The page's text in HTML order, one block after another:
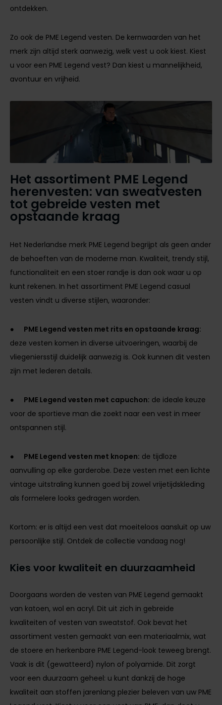
ontdekken.
Zo ook de PME Legend vesten. De kernwaarden van het
merk zijn altijd sterk aanwezig, welk vest u ook kiest. Kiest
u voor een PME Legend vest? Dan kiest u mannelijkheid,
avontuur en vrijheid.
Het assortiment PME Legend
herenvesten: van sweatvesten
tot gebreide vesten met
opstaande kraag
Het Nederlandse merk PME Legend begrijpt als geen ander
de behoeften van de moderne man. Kwaliteit, trendy stijl,
functionaliteit en een stoer randje is dan ook waar u op
kunt rekenen. In het assortiment PME Legend casual
vesten vindt u diverse stijlen, waaronder:
● PME Legend vesten met rits en opstaande kraag:
deze vesten komen in diverse uitvoeringen, waarbij de
vliegeniersstijl duidelijk aanwezig is. Ook kunnen dit vesten
zijn met lederen details.
● PME Legend vesten met capuchon: de ideale keuze
voor de sportieve man die zoekt naar een vest in meer
ontspannen stijl.
● PME Legend vesten met knopen: de tijdloze
aanvulling op elke garderobe. Deze vesten met een lichte
vintage uitstraling kunnen goed bij zowel vrijetijdskleding
als formelere looks gedragen worden.
Kortom: er is altijd een vest dat moeiteloos aansluit op uw
persoonlijke stijl. Ontdek de collectie vandaag nog!
Kies voor kwaliteit en duurzaamheid
Doorgaans worden de vesten van PME Legend gemaakt
van katoen, wol en acryl. Dit uit zich in gebreide
kwaliteiten of vesten van sweatstof. Ook bevat het
assortiment vesten gemaakt van een materiaalmix, wat
de stoere en herkenbare PME Legend-look teweeg brengt.
Vaak is dit (gewatteerd) nylon of polyamide. Dit zorgt
voor een duurzaam geheel: u kunt dankzij de hoge
kwaliteit aan stoffen jarenlang plezier beleven van uw PME